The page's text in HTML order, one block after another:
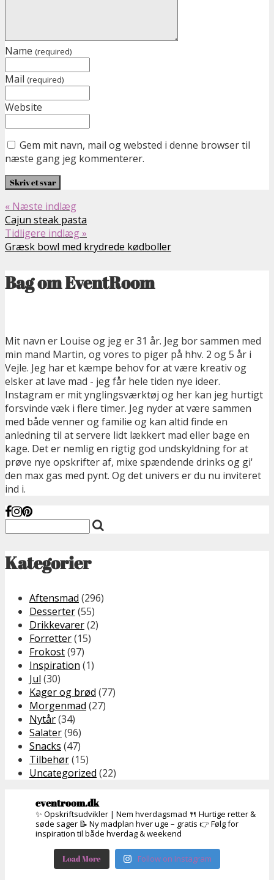
Name (required)
Mail (required)
Website
Gem mit navn, mail og websted i denne browser til
næste gang jeg kommenterer.
« Næste indlæg
Cajun steak pasta
Tidligere indlæg »
Græsk bowl med krydrede kødboller
Bag om EventRoom
Mit navn er Louise og jeg er 31 år. Jeg bor sammen med
min mand Martin, og vores to piger på hhv. 2 og 5 år i
Vejle. Jeg har et kæmpe behov for at være kreativ og
elsker at lave mad - jeg får hele tiden nye ideer.
Instagram er mit ynglingsværktøj og her kan jeg hurtigt
forsvinde væk i flere timer. Jeg nyder at være sammen
med både venner og familie og kan altid finde en
anledning til at servere lidt lækkert mad eller bage en
kage. Det er nemlig en rigtig god undskyldning for at
prøve nye opskrifter af, mixe spændende drinks og gi'
den max gas med pynt. Og det univers er du nu inviteret
ind i.
Kategorier
Aftensmad (296)
Desserter(55)
Drikkevarer(2)
Forretter(15)
Frokost(97)
Inspiration (1)
Jul (30)
Kager og brød (77)
Morgenmad (27)
Nytår(34)
Salater(96)
Snacks (47)
Tilbehør(15)
Uncategorized (22)
eventroom.dk
✨ Opskriftsudvikler | Nem hverdagsmad 🍴 Hurtige retter &
søde sager 📝 Ny madplan hver uge – gratis 👉 Følg for
inspiration til både hverdag & weekend
Load More Follow on Instagram